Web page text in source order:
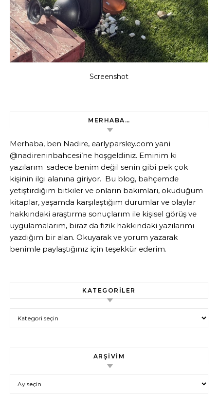
Screenshot
MERHABA…
Merhaba, ben Nadire, earlyparsley.com yani
@nadireninbahcesi’ne hoşgeldiniz. Eminim ki
yazılarım sadece benim değil senin gibi pek çok
kişinin ilgi alanına giriyor. Bu blog, bahçemde
yetiştirdiğim bitkiler ve onların bakımları, okuduğum
kitaplar, yaşamda karşılaştığım durumlar ve olaylar
hakkındaki araştırma sonuçlarım ile kişisel görüş ve
uygulamalarım, biraz da fizik hakkındaki yazılarımı
yazdığım bir alan. Okuyarak ve yorum yazarak
benimle paylaştığınız için teşekkür ederim.
KATEGORILER
ARŞIVIM